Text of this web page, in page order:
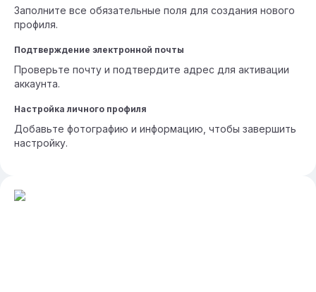
Заполните все обязательные поля для создания нового
профиля.
Подтверждение электронной почты
Проверьте почту и подтвердите адрес для активации
аккаунта.
Настройка личного профиля
Добавьте фотографию и информацию, чтобы завершить
настройку.